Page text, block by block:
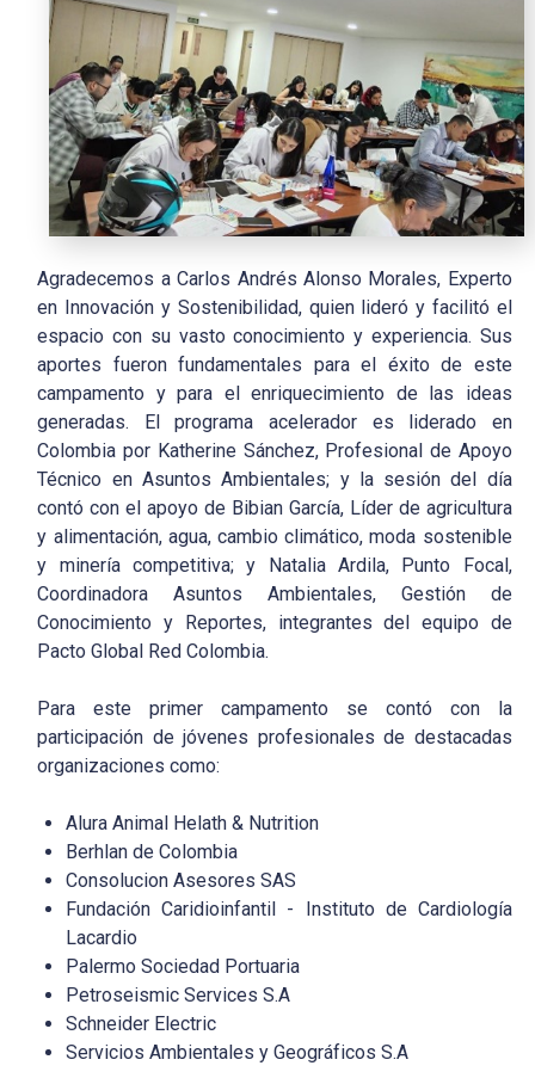
Agradecemos a Carlos Andrés Alonso Morales, Experto
en Innovación y Sostenibilidad, quien lideró y facilitó el
espacio con su vasto conocimiento y experiencia. Sus
aportes fueron fundamentales para el éxito de este
campamento y para el enriquecimiento de las ideas
generadas. El programa acelerador es liderado en
Colombia por Katherine Sánchez, Profesional de Apoyo
Técnico en Asuntos Ambientales; y la sesión del día
contó con el apoyo de Bibian García, Líder de agricultura
y alimentación, agua, cambio climático, moda sostenible
y minería competitiva; y Natalia Ardila, Punto Focal,
Coordinadora Asuntos Ambientales, Gestión de
Conocimiento y Reportes, integrantes del equipo de
Pacto Global Red Colombia.
Para este primer campamento se contó con la
participación de jóvenes profesionales de destacadas
organizaciones como:
Alura Animal Helath & Nutrition
Berhlan de Colombia
Consolucion Asesores SAS
Fundación Caridioinfantil - Instituto de Cardiología
Lacardio
Palermo Sociedad Portuaria
Petroseismic Services S.A
Schneider Electric
Servicios Ambientales y Geográficos S.A